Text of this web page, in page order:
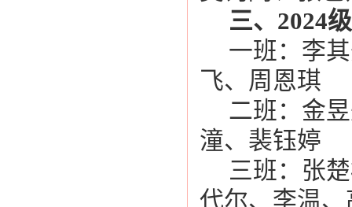
三、2024
一班：李
飞、周恩琪
二班：金
潼、裴钰婷
三班：张
代尔、李温